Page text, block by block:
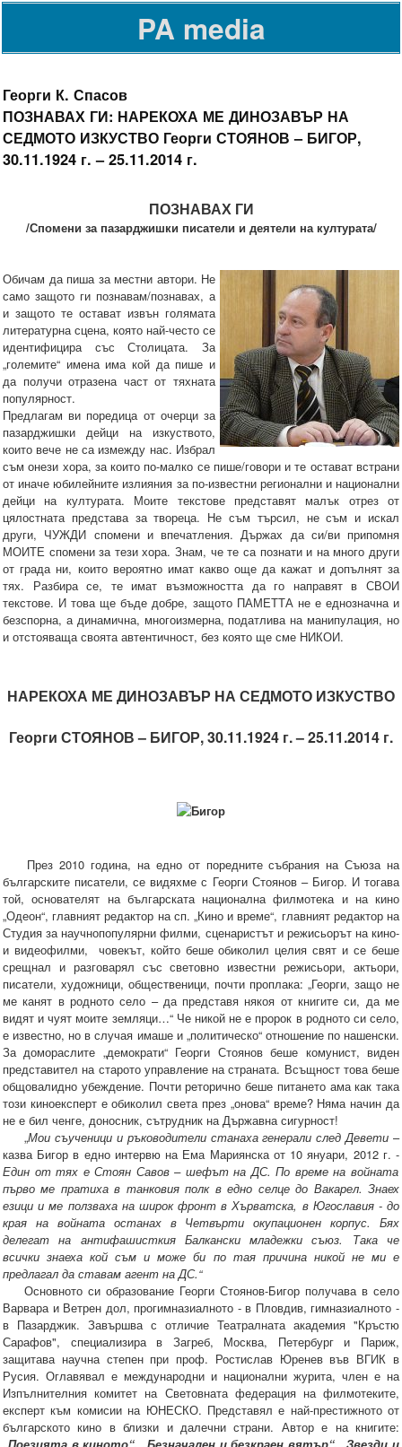
PA media
Георги К. Спасов
ПОЗНАВАХ ГИ: НАРЕКОХА МЕ ДИНОЗАВЪР НА
СЕДМОТО ИЗКУСТВО Георги СТОЯНОВ – БИГОР,
30.11.1924 г. – 25.11.2014 г.
ПОЗНАВАХ ГИ
/Спомени за пазарджишки писатели и деятели на културата/
Обичам да пиша за местни автори. Не
само защото ги познавам/познавах, а
и защото те остават извън голямата
литературна сцена, която най-често се
идентифицира със Столицата. За
„големите“ имена има кой да пише и
да получи отразена част от тяхната
популярност.
Предлагам ви поредица от очерци за
пазарджишки дейци на изкуството,
които вече не са измежду нас. Избрал
съм онези хора, за които по-малко се пише/говори и те остават встрани
от иначе юбилейните излияния за по-известни регионални и национални
дейци на културата. Моите текстове представят малък отрез от
цялостната представа за твореца. Не съм търсил, не съм и искал
други, ЧУЖДИ спомени и впечатления. Държах да си/ви припомня
МОИТЕ спомени за тези хора. Знам, че те са познати и на много други
от града ни, които вероятно имат какво още да кажат и допълнят за
тях. Разбира се, те имат възможността да го направят в СВОИ
текстове. И това ще бъде добре, защото ПАМЕТТА не е еднозначна и
безспорна, а динамична, многоизмерна, податлива на манипулация, но
и отстояваща своята автентичност, без която ще сме НИКОИ.
НАРЕКОХА МЕ ДИНОЗАВЪР НА СЕДМОТО ИЗКУСТВО
Георги СТОЯНОВ – БИГОР, 30.11.1924 г. – 25.11.2014 г.
През 2010 година, на едно от поредните събрания на Съюза на
българските писатели, се видяхме с Георги Стоянов – Бигор. И тогава
той, основателят на българската национална филмотека и на кино
„Одеон“, главният редактор на сп. „Кино и време“, главният редактор на
Студия за научнопопулярни филми, сценаристът и режисьорът на кино-
и видеофилми, човекът, който беше обиколил целия свят и се беше
срещнал и разговарял със световно известни режисьори, актьори,
писатели, художници, общественици, почти проплака: „Георги, защо не
ме канят в родното село – да представя някоя от книгите си, да ме
видят и чуят моите земляци…“ Че никой не е пророк в родното си село,
е известно, но в случая имаше и „политическо“ отношение по нашенски.
За домораслите „демократи“ Георги Стоянов беше комунист, виден
представител на старото управление на страната. Всъщност това беше
общовалидно убеждение. Почти реторично беше питането ама как така
този киноексперт е обиколил света през „онова“ време? Няма начин да
не е бил ченге, доносник, сътрудник на Държавна сигурност!
„Мои съученици и ръководители станаха генерали след Девети –
казва Бигор в едно интервю на Ема Мариянска от 10 януари, 2012 г. -
Един от тях е Стоян Савов – шефът на ДС. По време на войната
първо ме пратиха в танковия полк в едно селце до Вакарел. Знаех
езици и ме ползваха на широк фронт в Хърватска, в Югославия - до
края на войната останах в Четвърти окупационен корпус. Бях
делегат на антифашисткия Балкански младежки съюз. Така че
всички знаеха кой съм и може би по тая причина никой не ми е
предлагал да ставам агент на ДС.“
Основното си образование Георги Стоянов-Бигор получава в село
Варвара и Ветрен дол, прогимназиалното - в Пловдив, гимназиалното -
в Пазарджик. Завършва с отличие Театралната академия "Кръстю
Сарафов", специализира в Загреб, Москва, Петербург и Париж,
защитава научна степен при проф. Ростислав Юренев във ВГИК в
Русия. Оглавявал е международни и национални журита, член е на
Изпълнителния комитет на Световната федерация на филмотеките,
експерт към комисии на ЮНЕСКО. Представял е най-престижното от
българското кино в близки и далечни страни. Автор е на книгите: